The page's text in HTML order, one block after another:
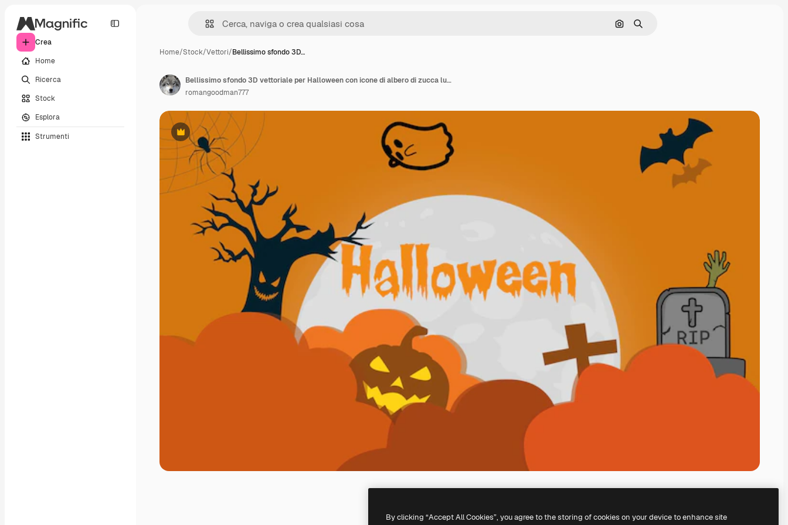
Crea
Home
Ricerca
Stock
Esplora
Strumenti
Cerca per immagine
Ricerca
Home/Stock/Vettori/Bellissimo sfondo 3D…
Premium
Bellissimo sfondo 3D vettoriale per Halloween con icone di albero di zucca luna sfondo per hallow
romangoodman777
By clicking “Accept All Cookies”, you agree to the storing of cookies on your device to enhance site